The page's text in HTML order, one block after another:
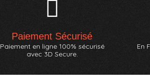
Paiement Sécurisé
Paiement en ligne 100% sécurisé
avec 3D Secure.
En